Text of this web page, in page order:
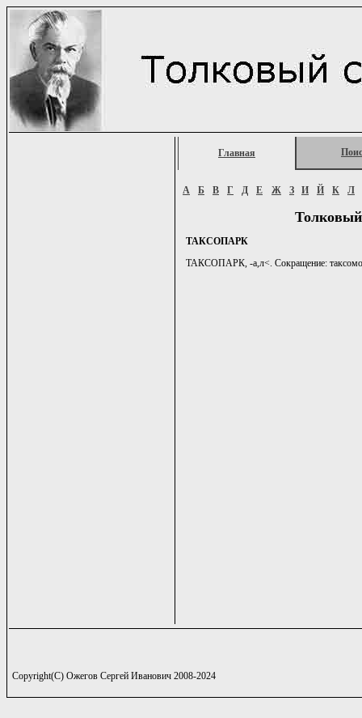
Главная
А Б В Г Д Е Ж З И Й К Л
ТАКСОПАРК
ТАКСОПАРК, -а,л<. Сокращение:
Copyright(C) Ожегов Сергей Иванович 2008-2024